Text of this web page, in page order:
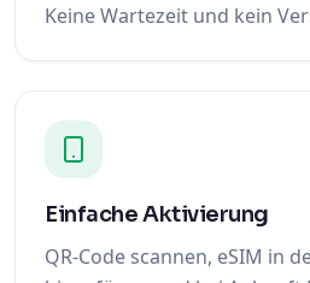
Keine Wartezeit und kein
Einfache Aktivierung
QR-Code scannen, eSIM in